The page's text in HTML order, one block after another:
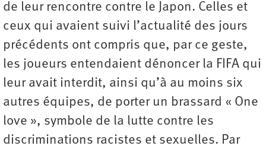
de leur rencontre contre le Japon. Celles et
ceux qui avaient suivi l’actualité des jours
précédents ont compris que, par ce geste,
les joueurs entendaient dénoncer la FIFA qui
leur avait interdit, ainsi qu’à au moins six
autres équipes, de porter un brassard « One
love », symbole de la lutte contre les
discriminations racistes et sexuelles. Par